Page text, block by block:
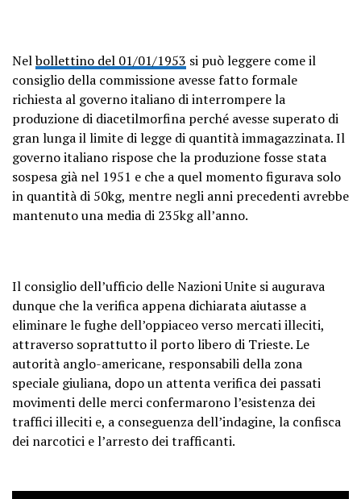
Nelbollettino del 01/01/1953 si può leggere come il
consiglio della commissione avesse fatto formale
richiesta al governo italiano di interrompere la
produzione di diacetilmorfina perché avesse superato di
gran lunga il limite di legge di quantità immagazzinata. Il
governo italiano rispose che la produzione fosse stata
sospesa già nel 1951 e che a quel momento figurava solo
in quantità di 50kg, mentre negli anni precedenti avrebbe
mantenuto una media di 235kg all’anno.
Il consiglio dell’ufficio delle Nazioni Unite si augurava
dunque che la verifica appena dichiarata aiutasse a
eliminare le fughe dell’oppiaceo verso mercati illeciti,
attraverso soprattutto il porto libero di Trieste. Le
autorità anglo-americane, responsabili della zona
speciale giuliana, dopo un attenta verifica dei passati
movimenti delle merci confermarono l’esistenza dei
traffici illeciti e, a conseguenza dell’indagine, la confisca
dei narcotici e l’arresto dei trafficanti.